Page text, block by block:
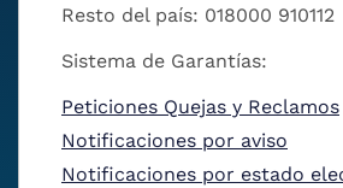
Resto del país: 018000 910112
Sistema de Garantías:
Peticiones Quejas y Reclamos
Notificaciones por aviso
Notificaciones por estado